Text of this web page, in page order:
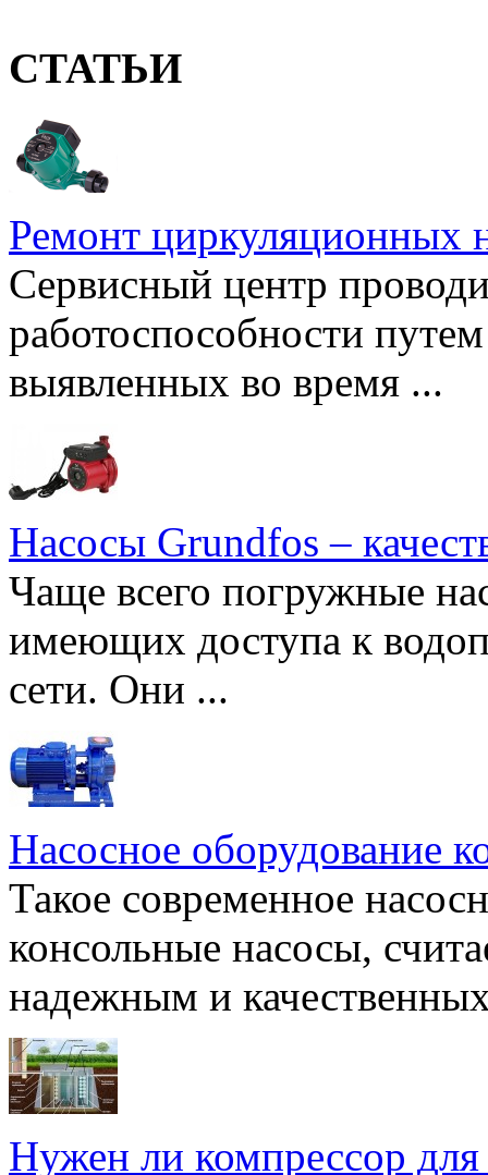
СТАТЬИ
Ремонт циркуляционных
Сервисный центр
работоспособности
выявленных во время ...
Насосы Grundfos –
Чаще всего погружные
имеющих доступа к
сети. Они ...
Насосное оборудование
Такое современное
консольные насосы,
надежным и
Нужен ли компрессор для